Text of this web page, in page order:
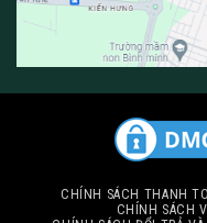
CHÍNH SÁCH THANH
CHÍNH SÁCH